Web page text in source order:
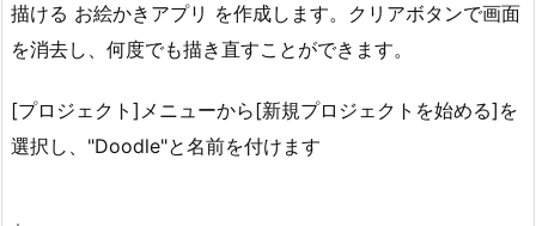
描ける お絵かきアプリ を作成します。クリアボタンで画面
を消去し、何度でも描き直すことができます。
[プロジェクト]メニューから[新規プロジェクトを始める]を
選択し、"Doodle"と名前を付けます